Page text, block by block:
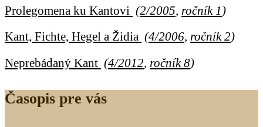
Prolegomena ku Kantovi (2/2005 ročník 1 )
Kant, Fichte, Hegel a Židia (4/2006, ročník 2)
Neprebádaný Kant (4/2012, ročník 8)
Časopis pre vás